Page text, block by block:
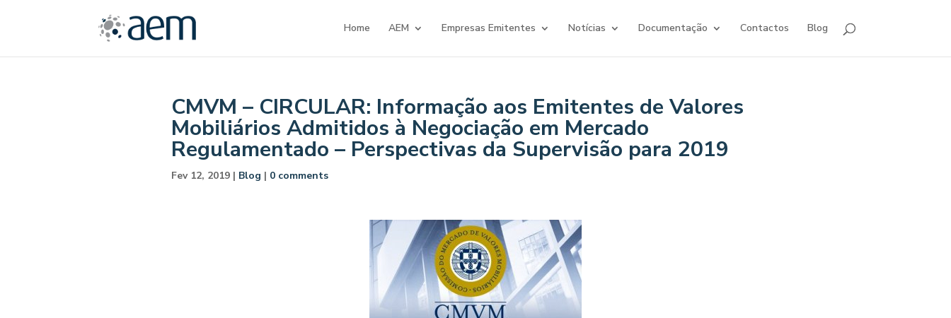
Home AEM Empresas Emitentes Notícias Documentação Contactos Blog
CMVM – CIRCULAR: Informação aos Emitentes de Valores
Mobiliários Admitidos à Negociação em Mercado
Regulamentado – Perspectivas da Supervisão para 2019
Fev 12, 2019| Blog | 0 comments